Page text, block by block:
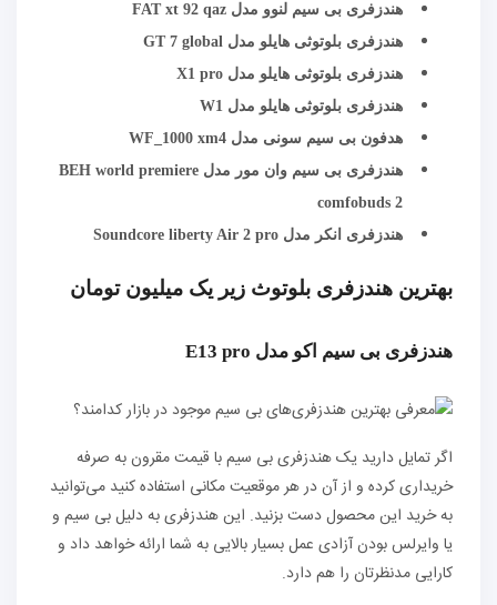
هندزفری بی سیم لنوو مدل FAT xt 92 qaz
هندزفری بلوتوثی هایلو مدل GT 7 global
هندزفری بلوتوثی هایلو مدل X1 pro
هندزفری بلوتوثی هایلو مدل W1
هدفون بی سیم سونی مدل WF_1000 xm4
هندزفری بی سیم وان مور مدل BEH world premiere
comfobuds 2
هندزفری انکر مدل Soundcore liberty Air 2 pro
بهترین هندزفری بلوتوث زیر یک میلیون تومان
هندزفری بی سیم اکو مدل E13 pro
اگر تمایل دارید یک هندزفری بی سیم با قیمت مقرون به صرفه
خریداری کرده و از آن در هر موقعیت مکانی استفاده کنید می‌توانید
به خرید این محصول دست بزنید. این هندزفری به دلیل بی سیم و
یا وایرلس بودن آزادی عمل بسیار بالایی به شما ارائه خواهد داد و
کارایی مدنظرتان را هم دارد.